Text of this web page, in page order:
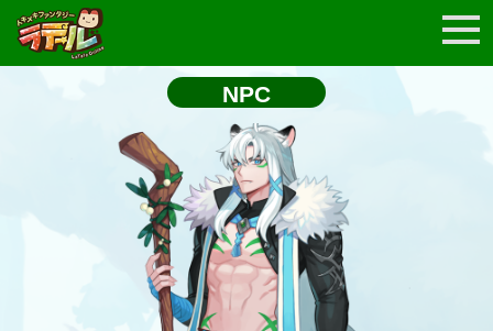
NPC